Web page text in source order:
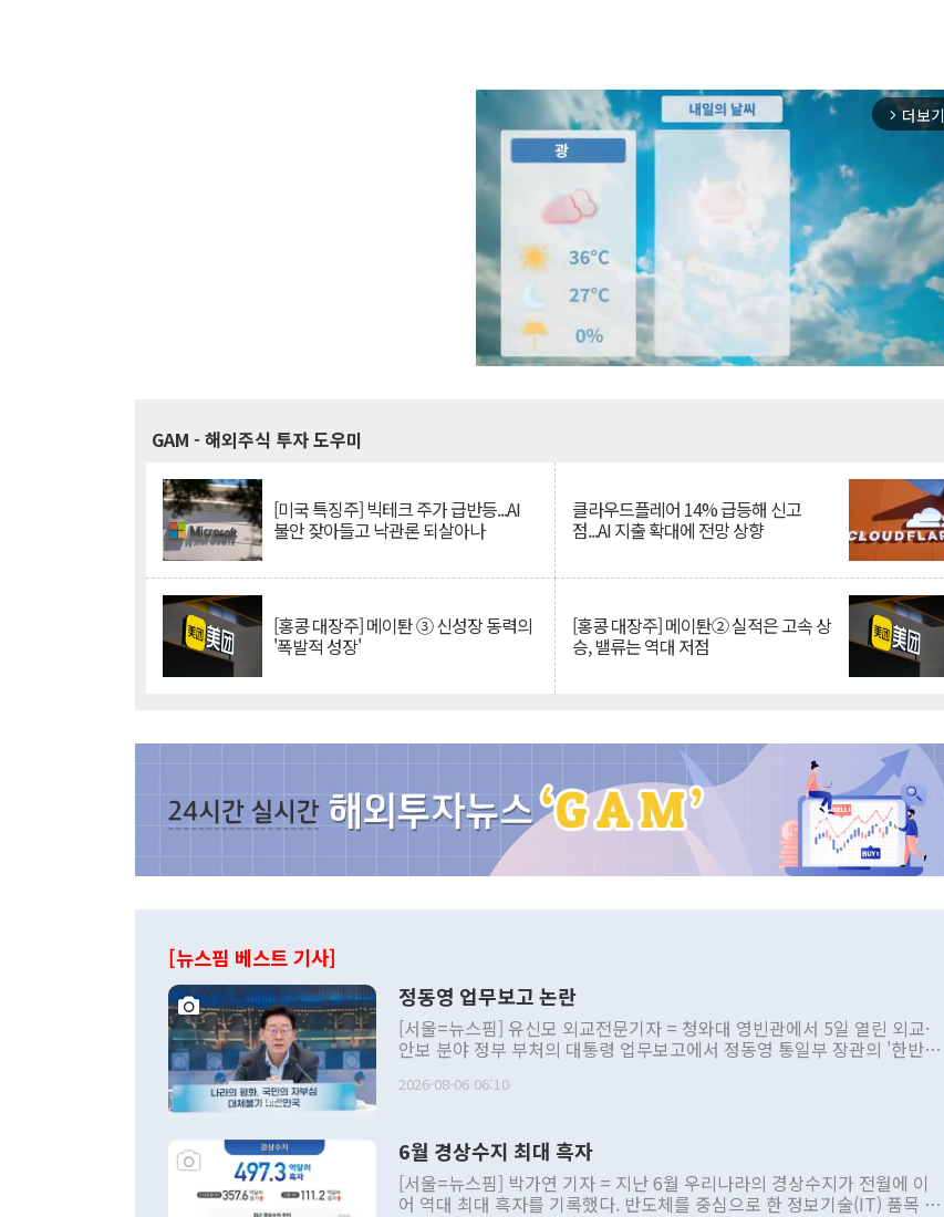
arrow_forward_ios 더보기
GAM - 해외주식 투자 도우미
[미국 특징주] 빅테크 주가 급반등...AI
불안 잦아들고 낙관론 되살아나
클라우드플레어 14% 급등해 신고
점...AI 지출 확대에 전망 상향
[홍콩 대장주] 메이퇀 ③ 신성장 동력의
'폭발적 성장'
[홍콩 대장주] 메이퇀② 실적은 고속 상
승, 밸류는 역대 저점
[뉴스핌 베스트 기사]
정동영 업무보고 논란
[서울=뉴스핌] 유신모 외교전문기자 = 청와대 영빈관에서 5일 열린 외교·
안보 분야 정부 부처의 대통령 업무보고에서 정동영 통일부 장관의 '한반도
발언 중에는 정부 내 조율을 거치지 않은 사안을 정책으로 추진하겠다고 공
주의적 희망에 근거한 비현실적 구상'이라는 비판을 내놨다. 그동안 정 장
관의 대북 정책 관련 발언이 물의를 빚은 적은 여러 번 있지만 대통령과 유
관 부처 장관이 공개적으로 부정적 입장을 표명한 것은 이례적이다. 정 장
2026-08-06 06:10
6월 경상수지 최대 흑자
[서울=뉴스핌] 박가연 기자 = 지난 6월 우리나라의 경상수지가 전월에 이
어 역대 최대 흑자를 기록했다. 반도체를 중심으로 한 정보기술(IT) 품목 수